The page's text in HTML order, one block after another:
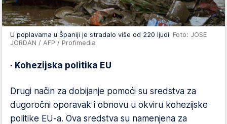
U poplavama u Španiji je stradalo više od 220 ljudi Foto: JOSE
JORDAN / AFP / Profimedia
· Kohezijska politika EU
Drugi način za dobijanje pomoći su sredstva za
dugoročni oporavak i obnovu u okviru kohezijske
politike EU-a. Ova sredstva su namenjena za